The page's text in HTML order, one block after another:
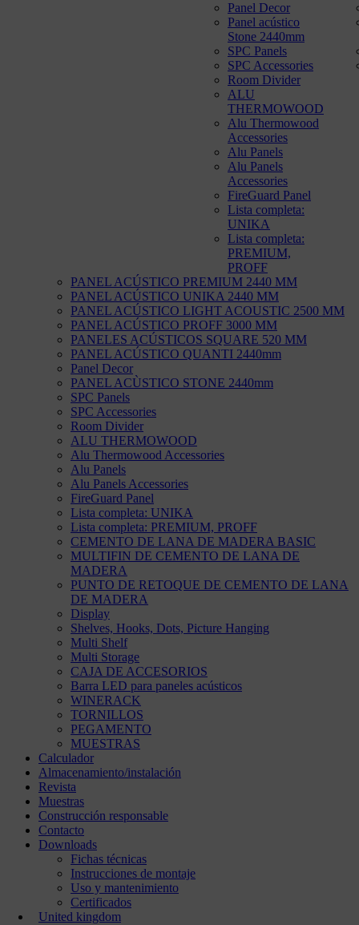
Panel Decor
Panel acústico
Stone 2440mm
SPC Panels
SPC Accessories
Room Divider
ALU
THERMOWOOD
Alu Thermowood
Accessories
Alu Panels
Alu Panels
Accessories
FireGuard Panel
Lista completa:
UNIKA
Lista completa:
PREMIUM,
PROFF
PANEL ACÚSTICO PREMIUM 2440 MM
PANEL ACÚSTICO UNIKA 2440 MM
PANEL ACÚSTICO LIGHT ACOUSTIC 2500 MM
PANEL ACÚSTICO PROFF 3000 MM
PANELES ACÚSTICOS SQUARE 520 MM
PANEL ACÚSTICO QUANTI 2440mm
Panel Decor
PANEL ACÙSTICO STONE 2440mm
SPC Panels
SPC Accessories
Room Divider
ALU THERMOWOOD
Alu Thermowood Accessories
Alu Panels
Alu Panels Accessories
FireGuard Panel
Lista completa: UNIKA
Lista completa: PREMIUM, PROFF
CEMENTO DE LANA DE MADERA BASIC
MULTIFIN DE CEMENTO DE LANA DE
MADERA
PUNTO DE RETOQUE DE CEMENTO DE LANA
DE MADERA
Display
Shelves, Hooks, Dots, Picture Hanging
Multi Shelf
Multi Storage
CAJA DE ACCESORIOS
Barra LED para paneles acústicos
WINERACK
TORNILLOS
PEGAMENTO
MUESTRAS
Calculador
Almacenamiento/instalación
Revista
Muestras
Construcción responsable
Contacto
Downloads
Fichas técnicas
Instrucciones de montaje
Uso y mantenimiento
Certificados
United kingdom